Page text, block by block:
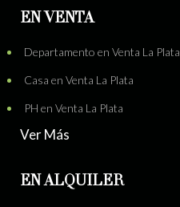
EN VENTA
Departamento en Venta La Plata
Casa en Venta La Plata
PH en Venta La Plata
Ver Más
EN ALQUILER